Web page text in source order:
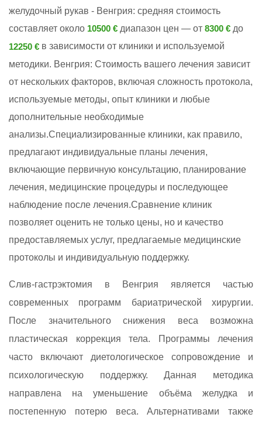
желудочный рукав - Венгрия: cредняя стоимость
составляет около 10500 € диапазон цен — от 8300 € до
12250 € в зависимости от клиники и используемой
методики. Венгрия: Стоимость вашего лечения зависит
от нескольких факторов, включая сложность протокола,
используемые методы, опыт клиники и любые
дополнительные необходимые
анализы.Специализированные клиники, как правило,
предлагают индивидуальные планы лечения,
включающие первичную консультацию, планирование
лечения, медицинские процедуры и последующее
наблюдение после лечения.Сравнение клиник
позволяет оценить не только цены, но и качество
предоставляемых услуг, предлагаемые медицинские
протоколы и индивидуальную поддержку.
Слив-гастрэктомия в Венгрия является частью
современных программ бариатрической хирургии.
После значительного снижения веса возможна
пластическая коррекция тела. Программы лечения
часто включают диетологическое сопровождение и
психологическую поддержку. Данная методика
направлена на уменьшение объёма желудка и
постепенную потерю веса. Альтернативами также